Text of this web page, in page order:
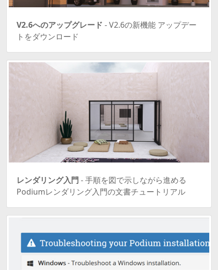
V2.6へのアップグレード - V2.6の新機能 アップデー
トをダウンロード
レンダリング入門 - 手順を図で示しながら進める
Podiumレンダリング入門の文書チュートリアル